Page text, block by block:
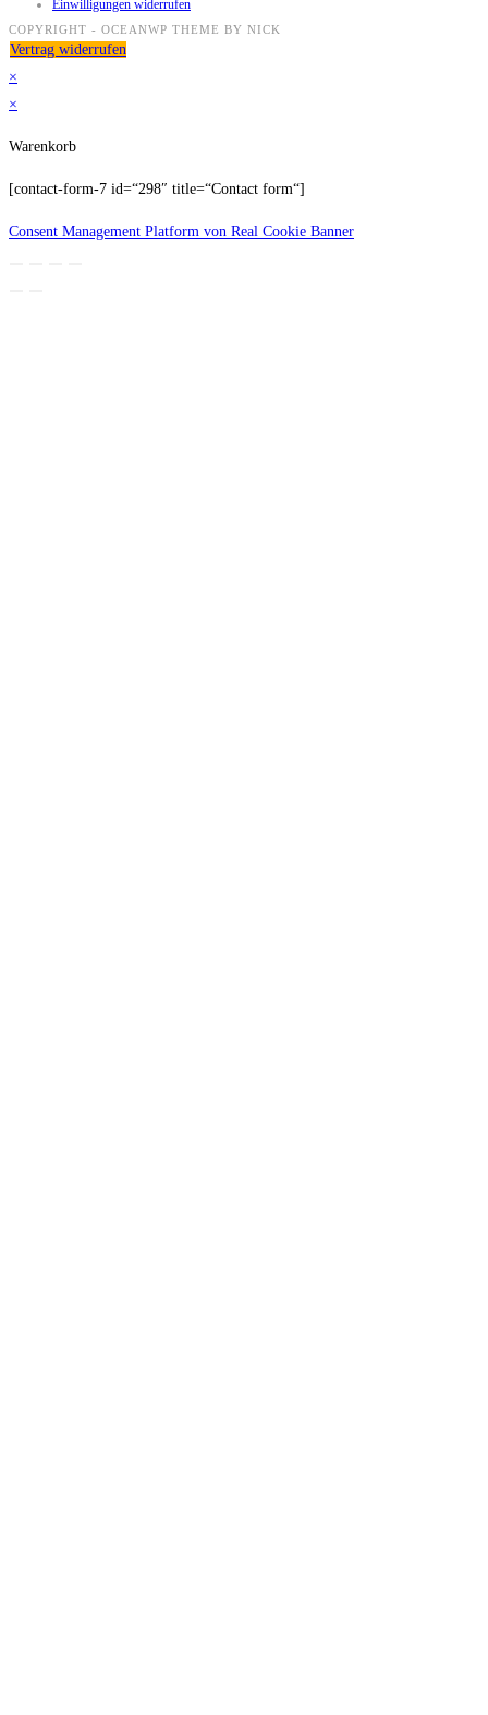
Einwilligungen widerrufen
COPYRIGHT - OCEANWP THEME BY NICK
Vertrag widerrufen
×
×
Warenkorb
[contact-form-7 id=“298″ title=“Contact form“]
Consent Management Platform von Real Cookie Banner